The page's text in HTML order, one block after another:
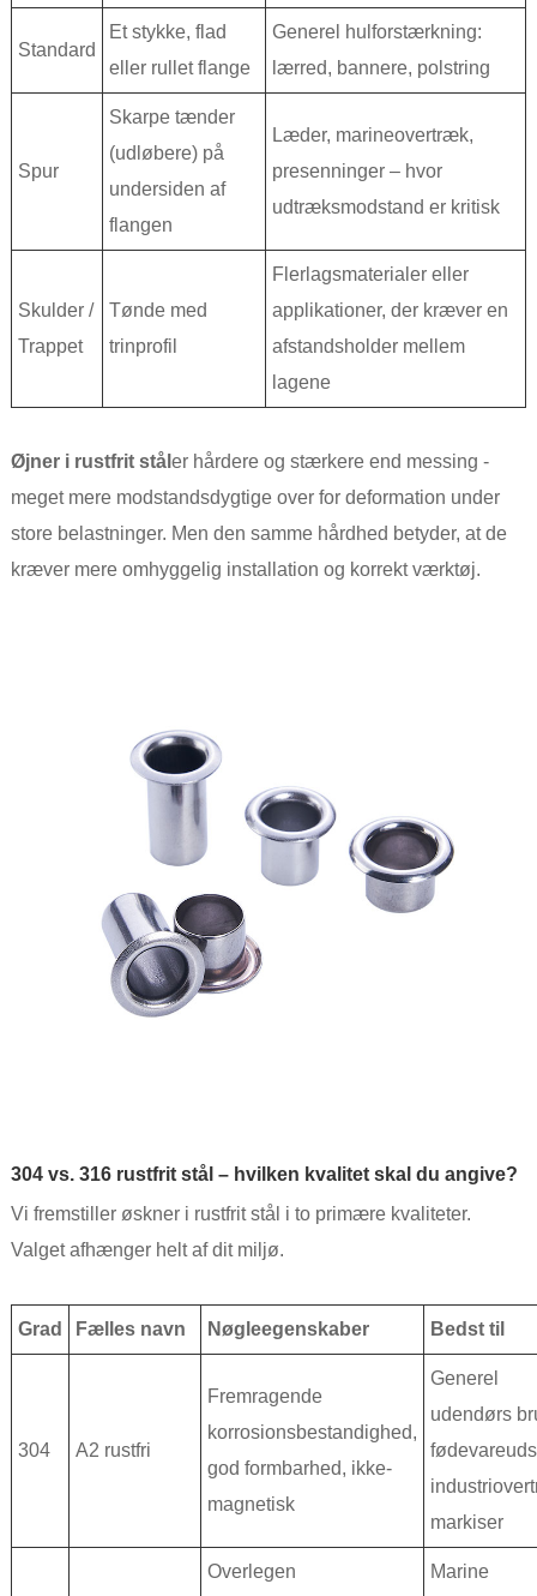
Standard
Et stykke, flad
eller rullet flange
Generel hulforstærkning:
lærred, bannere, polstring
Spur
Skarpe tænder
(udløbere) på
undersiden af ​​
flangen
Læder, marineovertræk,
presenninger – hvor
udtræksmodstand er kritisk
Skulder /
Trappet
Tønde med
trinprofil
Flerlagsmaterialer eller
applikationer, der kræver en
afstandsholder mellem
lagene
Øjner i rustfrit stål er hårdere og stærkere end messing -
meget mere modstandsdygtige over for deformation under
store belastninger. Men den samme hårdhed betyder, at de
kræver mere omhyggelig installation og korrekt værktøj.
304 vs. 316 rustfrit stål – hvilken kvalitet skal du angive?
Vi fremstiller øskner i rustfrit stål i to primære kvaliteter.
Valget afhænger helt af dit miljø.
Grad Fælles navn Nøgleegenskaber Bedst til
304 A2 rustfri
Fremragende
korrosionsbestandighed,
god formbarhed, ikke-
magnetisk
Generel
udendørs
markiser
Overlegen
Marine